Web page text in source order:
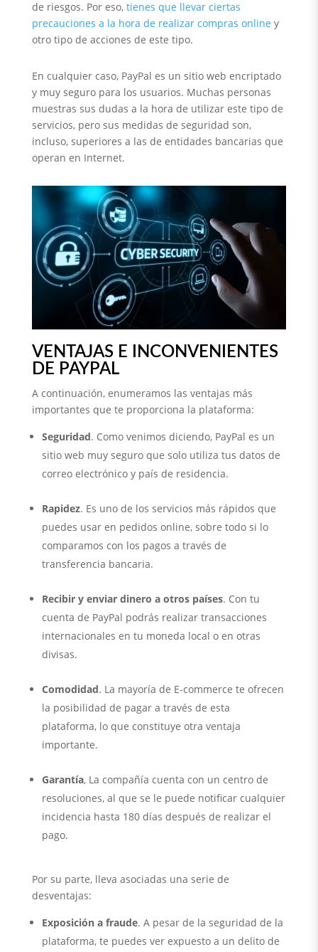
de riesgos. Por eso, tienes que llevar ciertas
precauciones a la hora de realizar compras online y
otro tipo de acciones de este tipo.
En cualquier caso, PayPal es un sitio web encriptado
y muy seguro para los usuarios. Muchas personas
muestras sus dudas a la hora de utilizar este tipo de
servicios, pero sus medidas de seguridad son,
incluso, superiores a las de entidades bancarias que
operan en Internet.
VENTAJAS E INCONVENIENTES
DE PAYPAL
A continuación, enumeramos las ventajas más
importantes que te proporciona la plataforma:
Seguridad. Como venimos diciendo, PayPal es un
sitio web muy seguro que solo utiliza tus datos de
correo electrónico y país de residencia.
Rapidez. Es uno de los servicios más rápidos que
puedes usar en pedidos online, sobre todo si lo
comparamos con los pagos a través de
transferencia bancaria.
Recibir y enviar dinero a otros países. Con tu
cuenta de PayPal podrás realizar transacciones
internacionales en tu moneda local o en otras
divisas.
Comodidad. La mayoría de E-commerce te ofrecen
la posibilidad de pagar a través de esta
plataforma, lo que constituye otra ventaja
importante.
Garantía, La compañía cuenta con un centro de
resoluciones, al que se le puede notificar cualquier
incidencia hasta 180 días después de realizar el
pago.
Por su parte, lleva asociadas una serie de
desventajas:
Exposición a fraude. A pesar de la seguridad de la
plataforma, te puedes ver expuesto a un delito de